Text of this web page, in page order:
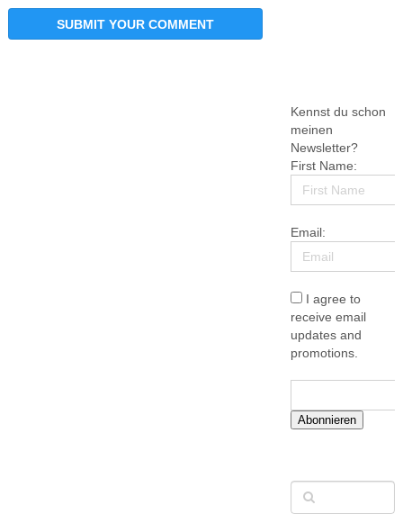
Kennst du schon
meinen
Newsletter?
First Name:
Email:
I agree to
receive email
updates and
promotions.
Abonnieren